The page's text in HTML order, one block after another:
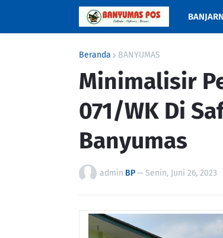
Beranda BANYUMAS
Minimalisir
071/WK Di
Banyumas
admin BP—Senin, Juni 26, 2023